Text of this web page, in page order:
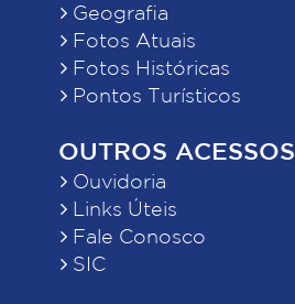
Geografia
Fotos Atuais
Fotos Históricas
Pontos Turísticos
OUTROS ACESSOS
Ouvidoria
Links Úteis
Fale Conosco
SIC